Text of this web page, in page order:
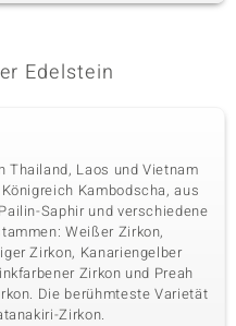
Edelstein
Thailand, Laos und Vietnam
Kambodscha, aus
Saphir und verschiedene
Weißer Zirkon,
Zirkon, Kanariengelber
Zirkon und Preah
Die berühmteste Varietät
Zirkon.